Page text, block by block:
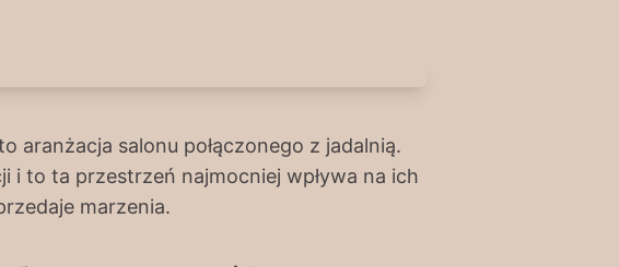
aranżacja salonu połączonego z jadalnią.
i to ta przestrzeń najmocniej wpływa na ich
marzenia.